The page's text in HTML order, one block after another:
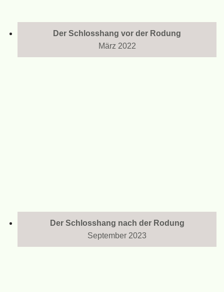
Der Schlosshang vor der Rodung
März 2022
Der Schlosshang nach der Rodung
September 2023